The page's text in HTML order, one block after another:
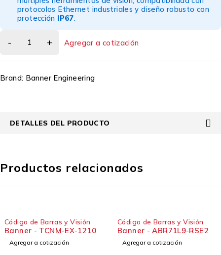
protocolos Ethernet industriales y diseño robusto con
protección IP67.
Agregar a cotización
Brand: Banner Engineering
DETALLES DEL PRODUCTO
Productos relacionados
de Barras y Visión
- TCNM-EX-1210
a cotización
Código de Barras y Visión
Banner - ABR71L9-RSE2
Agregar a cotización